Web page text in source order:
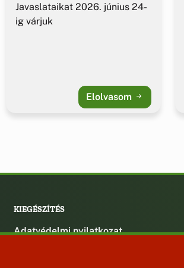
Javaslataikat 2026. június 24-
ig várjuk
Elolvasom
KIEGÉSZÍTÉS
Adatvédelmi nyilatkozat